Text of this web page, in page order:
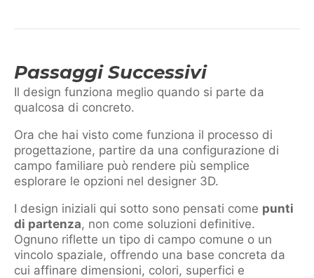
Passaggi Successivi
Il design funziona meglio quando si parte da
qualcosa di concreto.
Ora che hai visto come funziona il processo di
progettazione, partire da una configurazione di
campo familiare può rendere più semplice
esplorare le opzioni nel designer 3D.
I design iniziali qui sotto sono pensati come punti
di partenza, non come soluzioni definitive.
Ognuno riflette un tipo di campo comune o un
vincolo spaziale, offrendo una base concreta da
cui affinare dimensioni, colori, superfici e